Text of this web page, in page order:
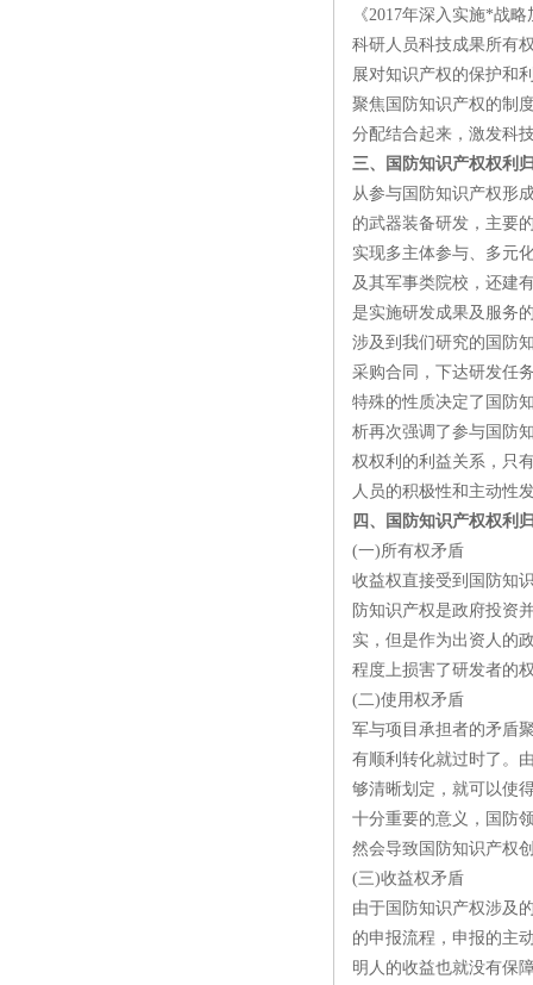
《2017年深入实施*战
科研人员科技成果所有
展对知识产权的保护和
聚焦国防知识产权的制
分配结合起来，激发科
三、国防知识产权权利
从参与国防知识产权形
的武器装备研发，主要
实现多主体参与、多元
及其军事类院校，还建
是实施研发成果及服务
涉及到我们研究的国防
采购合同，下达研发任
特殊的性质决定了国防
析再次强调了参与国防
权权利的利益关系，只
人员的积极性和主动性
四、国防知识产权权利
(一)所有权矛盾
收益权直接受到国防知
防知识产权是政府投资
实，但是作为出资人的
程度上损害了研发者的
(二)使用权矛盾
军与项目承担者的矛盾
有顺利转化就过时了。
够清晰划定，就可以使
十分重要的意义，国防
然会导致国防知识产权
(三)收益权矛盾
由于国防知识产权涉及
的申报流程，申报的主
明人的收益也就没有保